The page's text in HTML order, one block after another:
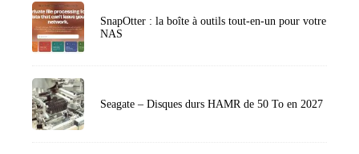
SnapOtter : la boîte à outils tout-en-un pour votre
NAS
Seagate – Disques durs HAMR de 50 To en 2027